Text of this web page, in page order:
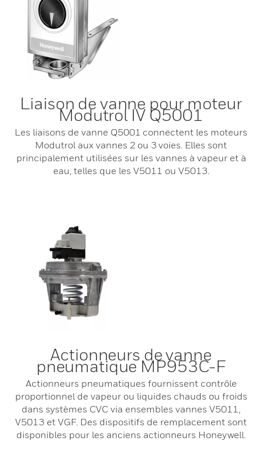
Liaison de vanne pour moteur
Modutrol IV Q5001
Les liaisons de vanne Q5001 connectent les moteurs
Modutrol aux vannes 2 ou 3 voies. Elles sont
principalement utilisées sur les vannes à vapeur et à
eau, telles que les V5011 ou V5013.
Actionneurs de vanne
pneumatique MP953C-F
Actionneurs pneumatiques fournissent contrôle
proportionnel de vapeur ou liquides chauds ou froids
dans systèmes CVC via ensembles vannes V5011,
V5013 et VGF. Des dispositifs de remplacement sont
disponibles pour les anciens actionneurs Honeywell.